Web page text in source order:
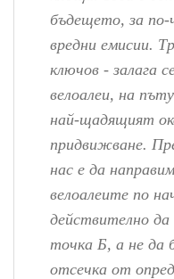
бъдещето, за по-
вредни емисии.
ключов - залага
велоалеи, на
най-щадящият
придвижване.
нас е да
велоалеите по
действително
точка Б, а не да
отсечка от